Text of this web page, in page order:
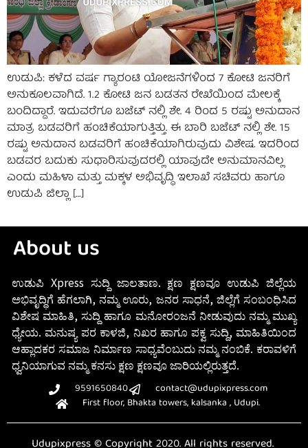
ಉಡುಪಿ: ಕಳೆದ ವರ್ಷ ಗ್ಯಾರಂಟಿ ಯೋಜನೆಗಳಿಂದ 7 ಕೋಟಿ ಜನರಿಗೆ
ಅನುಕೂಲವಾಗಿದೆ. 1.2 ಕೋಟಿ ಜನ ಬಡತನ ರೇಖೆಯಿಂದ ಮೇಲಕ್ಕೆ
ಬಂದಿದ್ದಾರೆ. ಇದುವರೆಗೂ ಬಜೆಟ್ ನಲ್ಲಿ ಶೇ. 4 ರಿಂದ 5 ರಷ್ಟು ಅನುದಾನ
ಮಾತ್ರ ಬಡವರಿಗೆ ಹಂಚಿಕೆಯಾಗುತ್ತಿತ್ತು. ಈ ಬಾರಿ ಬಜೆಟ್ ‌ನಲ್ಲಿ ಶೇ. 15
ರಷ್ಟು ಅನುದಾನ ಬಡವರಿಗೆ ಹಂಚಿಕೆಯಾಗಿರುವುದು ವಿಶೇಷ. ಇದರಿಂದ
ಬಡವರ ಬದುಕು ಸುಧಾರಿಸುವುದರಲ್ಲಿ ಯಾವುದೇ ಅನುಮಾನವಿಲ್ಲ
ಎಂದು ಮಹಿಳಾ ಮತ್ತು ಮಕ್ಕಳ ಅಭಿವೃದ್ಧಿ ಇಲಾಖೆ ಸಚಿವರು ಹಾಗೂ
ಉಡುಪಿ ಜಿಲ್ಲಾ […]
About us
ಉಡುಪಿ Xpress ಸುದ್ದಿ ಜಾಲತಾಣ. ಕ್ಷಣ ಕ್ಷಣವೂ ಉಡುಪಿ ಜಿಲ್ಲೆಯ
ಅಭಿವೃದ್ಧಿಗೆ ಹೆಗಲಾಗಿ, ನಮ್ಮ ಊರು, ಜನರ ಸಾಧನೆ, ಜಿಲ್ಲೆಗೆ ಸಂಬಂಧಿಸಿದ
ವಿಶೇಷ ಮಾಹಿತಿ, ಸುದ್ದಿ ಹಾಗೂ ಮನೋರಂಜನೆ ನೀಡುವುದು ನಮ್ಮ ಮುಖ್ಯ
ಧ್ಯೇಯ. ಮನುಷ್ಯ ಪರ ಕಾಳಜಿ, ನಿಖರ ಹಾಗೂ ಪಕ್ವ ಸುದ್ದಿ, ಮಾಹಿತಿಯಿಂದ
ಆಹ್ಲಾದಕರ ಸಮಾಜ ನಿರ್ಮಾಣ ಸಾಧ್ಯವೆಂಬುದು ನಮ್ಮ ನಂಬಿಕೆ. ಕರಾವಳಿಗೆ
ಧ್ವನಿಯಾಗುವ ನಮ್ಮ ಕನಸು ಕ್ಷಣ ಕ್ಷಣವೂ ಜಾರಿಯಲ್ಲಿರುತ್ತದೆ.
9591650840
contact@udupixpress.com
First floor, Bhakta towers, kalsanka , Udupi.